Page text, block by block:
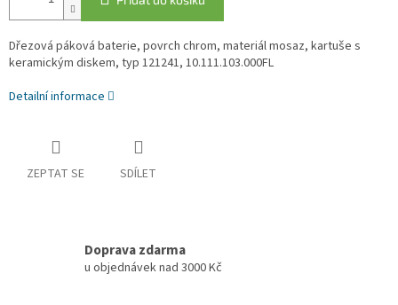
Dřezová páková baterie, povrch chrom, materiál mosaz, kartuše s
keramickým diskem, typ 121241, 10.111.103.000FL
Detailní informace
ZEPTAT SE SDÍLET
Doprava zdarma
u objednávek nad 3000 Kč